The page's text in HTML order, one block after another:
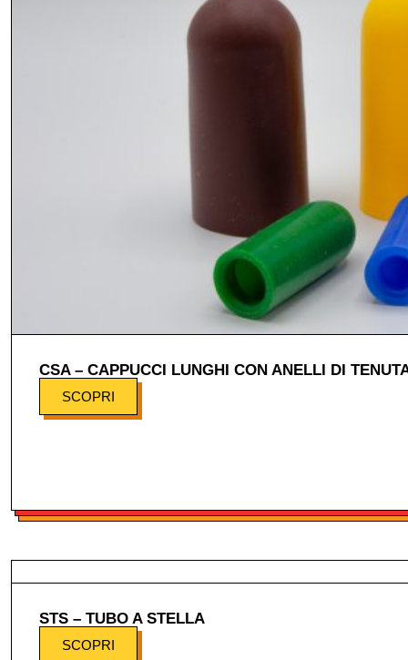
CSA – CAPPUCCI LUNGHI CON ANELLI DI
SCOPRI
STS – TUBO A STELLA
SCOPRI